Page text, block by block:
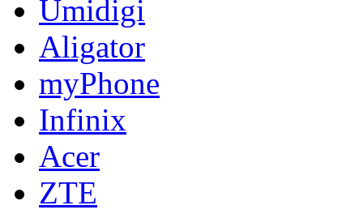
Umidigi
Aligator
myPhone
Infinix
Acer
ZTE